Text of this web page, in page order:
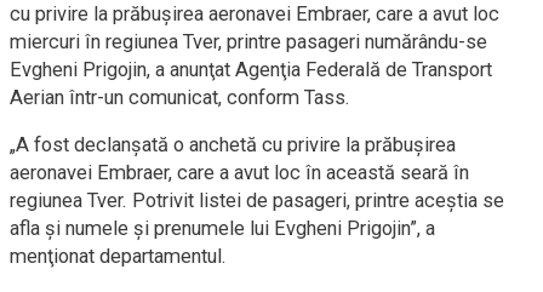
cu privire la prăbuşirea aeronavei Embraer, care a avut loc
miercuri în regiunea Tver, printre pasageri numărându-se
Evgheni Prigojin, a anunţat Agenţia Federală de Transport
Aerian într-un comunicat, conform Tass.
„A fost declanşată o anchetă cu privire la prăbuşirea
aeronavei Embraer, care a avut loc în această seară în
regiunea Tver. Potrivit listei de pasageri, printre aceştia se
afla şi numele şi prenumele lui Evgheni Prigojin”, a
menţionat departamentul.